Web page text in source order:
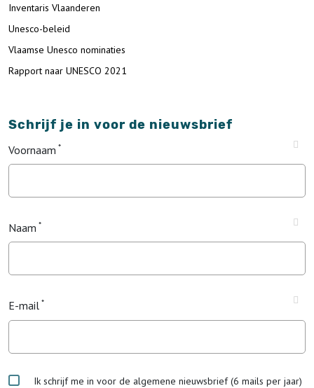
Inventaris Vlaanderen
Unesco-beleid
Vlaamse Unesco nominaties
Rapport naar UNESCO 2021
Schrijf je in voor de nieuwsbrief
Voornaam
Naam
E-mail
Ik schrijf me in voor de algemene nieuwsbrief (6 mails per jaar)